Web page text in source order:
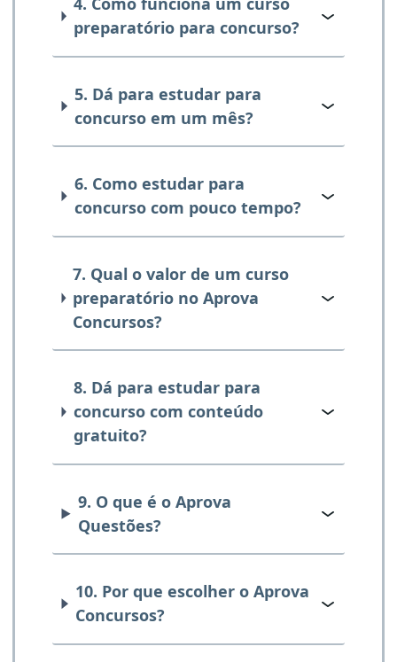
preparatório para concurso?
5. Dá para estudar para
concurso em um mês?
6. Como estudar para
concurso com pouco tempo?
7. Qual o valor de um curso
preparatório no Aprova
Concursos?
8. Dá para estudar para
concurso com conteúdo
gratuito?
9. O que é o Aprova
Questões?
10. Por que escolher o Aprova
Concursos?